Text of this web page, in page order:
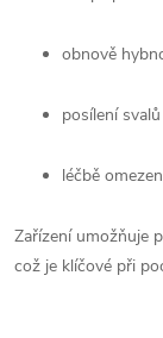
obnově
posílení
léčbě
Zařízení umožňuje
což je klíčové při